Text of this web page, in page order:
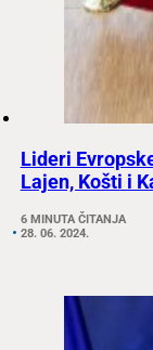
Lideri
Lajen, Košti i
6 MINUTA ČITANJA
28. 06. 2024.